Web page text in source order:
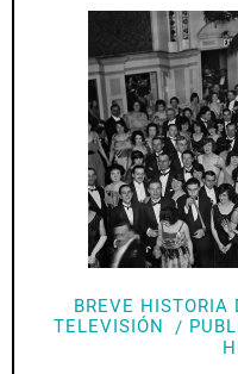
BREVE HISTORIA
TELEVISIÓN